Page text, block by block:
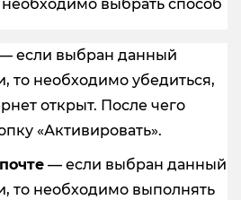
выбрать способ
если выбран данный
то необходимо убедиться,
открыт. После чего
«Активировать».
— если выбран данный
то необходимо выполнять